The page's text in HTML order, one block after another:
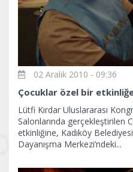
02 Aralık 2010 - 09:36
Çocuklar özel bir
Lütfi Kırdar Uluslararası
Salonlarında gerçekleştirilen
etkinliğine, Kadıköy
Dayanışma Merkezi’ndeki...